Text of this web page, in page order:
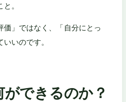
。
価」ではなく、「自分にとっ
いのです。
できるのか？